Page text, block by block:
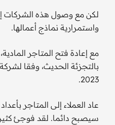
لكن مع وصول هذه الشركات
واستمرارية نماذج أعمالها.
مع إعادة فتح المتاجر
بالتجزئة الحديث، وفقا
2023.
عاد العملاء إلى المتاجر
سيصبح دائما. لقد فوجئ كثير